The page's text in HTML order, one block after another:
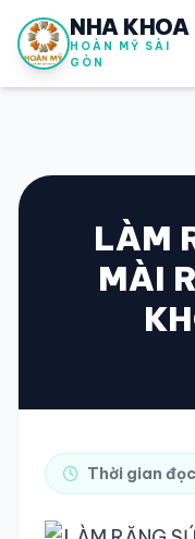
NHA KHOA
HOÀN MỸ SÀI
GÒN
SỔ Y
Vui lòng đăng nhập
LÀM
MÀI
Thời gian